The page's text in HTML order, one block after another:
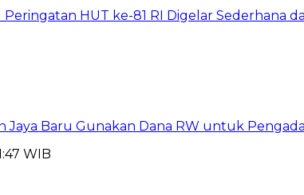
HUT ke-81 RI Digelar Sederhana
Jaya Baru Gunakan Dana RW untuk
WIB